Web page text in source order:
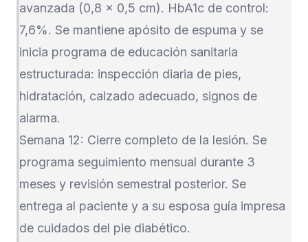
avanzada (0,8 x 0,5 cm). HbA1c de control:
7,6%. Se mantiene apósito de espuma y se
inicia programa de educación sanitaria
estructurada: inspección diaria de pies,
hidratación, calzado adecuado, signos de
alarma.
Semana 12: Cierre completo de la lesión. Se
programa seguimiento mensual durante 3
meses y revisión semestral posterior. Se
entrega al paciente y a su esposa guía impresa
de cuidados del pie diabético.